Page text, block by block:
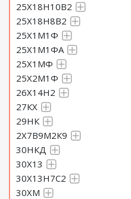
25Х18Н10В2
25Х18Н8В2
25Х1М1Ф
25Х1М1ФА
25Х1МФ
25Х2М1Ф
26Х14Н2
27КХ
29НК
2Х7В9М2К9
30НКД
30Х13
30Х13Н7С2
30ХМ